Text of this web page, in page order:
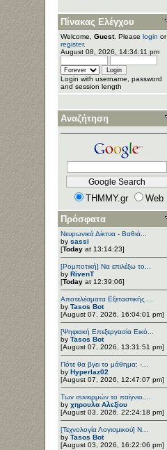
Πίνακας Ελέγχου
Welcome, Guest. Please login or
register.
August 08, 2026, 14:34:11 pm
Login with username, password
and session length
Αναζήτηση
THMMY.gr
Web
Πρόσφατα
Νευρωνικά Δίκτυα - Βαθιά...
by sassi
[Today at 13:14:23]
[Ρομποτική] Να επιλέξω το...
by RivenT
[Today at 12:39:06]
Αποτελέσματα Εξεταστικής ...
by Tasos Bot
[August 07, 2026, 16:04:01 pm]
[Ψηφιακή Επεξεργασία Εικό...
by Tasos Bot
[August 07, 2026, 13:31:51 pm]
Πότε θα βγει το μάθημα; -...
by Hyperlaz02
[August 07, 2026, 12:47:07 pm]
Των συνειρμών το παίγνιο....
by χηρουλα Αλεξίου
[August 03, 2026, 22:24:18 pm]
[Τεχνολογία Λογισμικού] Ν...
by Tasos Bot
[August 03, 2026, 16:22:06 pm]